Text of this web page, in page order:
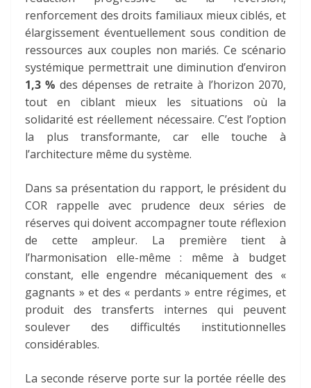
renforcement des droits familiaux mieux ciblés, et
élargissement éventuellement sous condition de
ressources aux couples non mariés. Ce scénario
systémique permettrait une diminution d’environ
1,3 % des dépenses de retraite à l’horizon 2070,
tout en ciblant mieux les situations où la
solidarité est réellement nécessaire. C’est l’option
la plus transformante, car elle touche à
l’architecture même du système.
Dans sa présentation du rapport, le président du
COR rappelle avec prudence deux séries de
réserves qui doivent accompagner toute réflexion
de cette ampleur. La première tient à
l’harmonisation elle-même : même à budget
constant, elle engendre mécaniquement des «
gagnants » et des « perdants » entre régimes, et
produit des transferts internes qui peuvent
soulever des difficultés institutionnelles
considérables.
La seconde réserve porte sur la portée réelle des